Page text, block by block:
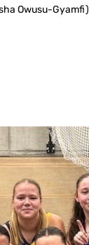
Owusu-Gyamfi)